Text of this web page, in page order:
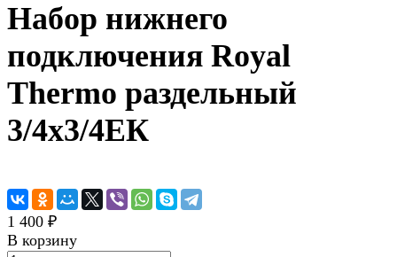
Набор нижнего
подключения Royal
Thermo раздельный
3/4х3/4ЕК
1 400 ₽
В корзину